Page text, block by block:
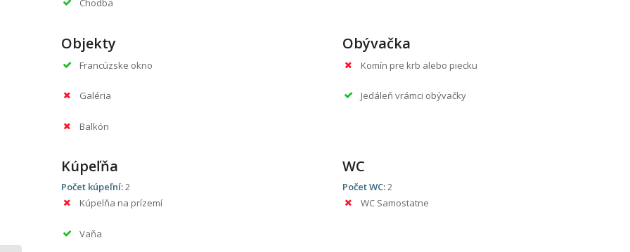
Chodba
Objekty
Francúzske okno
Galéria
Balkón
Obývačka
Komín pre krb alebo piecku
Jedáleň vrámci obývačky
Kúpeľňa
Počet kúpeľní:2
Kúpelňa na prízemí
Vaňa
WC
Počet WC:2
WC Samostatne